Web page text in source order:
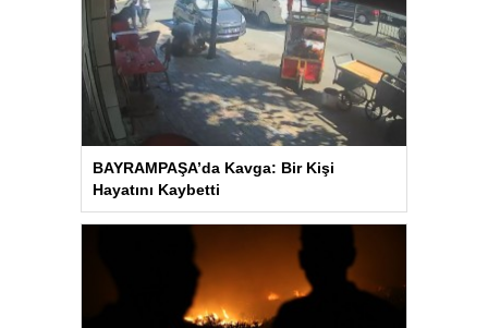
BAYRAMPAŞA’da Kavga: Bir Kişi
Hayatını Kaybetti